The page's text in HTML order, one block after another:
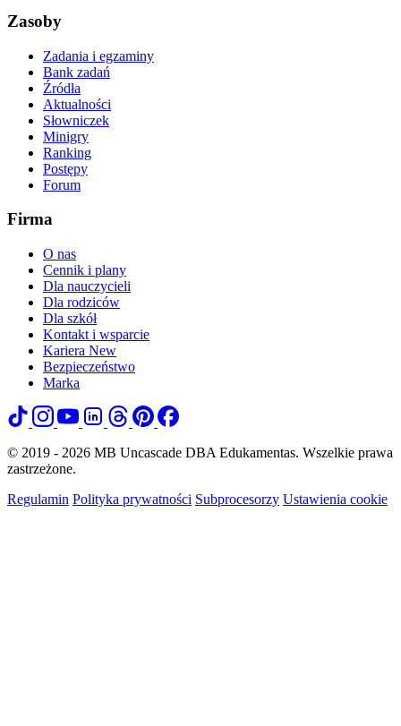
Zasoby
Zadania i egzaminy
Bank zadań
Źródła
Aktualności
Słowniczek
Minigry
Ranking
Postępy
Forum
Firma
O nas
Cennik i plany
Dla nauczycieli
Dla rodziców
Dla szkół
Kontakt i wsparcie
Kariera New
Bezpieczeństwo
Marka
© 2019 - 2026 MB Uncascade DBA Edukamentas. Wszelkie prawa
zastrzeżone.
Regulamin Polityka prywatności Subprocesorzy Ustawienia cookie